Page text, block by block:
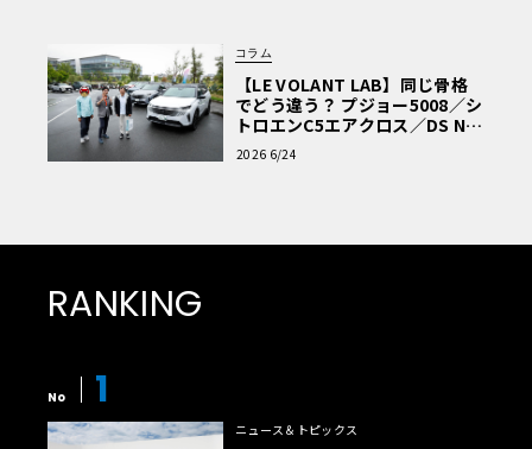
コラム
【LE VOLANT LAB】同じ骨格
でどう違う？ プジョー5008／シ
トロエンC5エアクロス／DS Nº4
読者一気乗りレポート
2026 6/24
RANKING
No 1
ニュース＆トピックス